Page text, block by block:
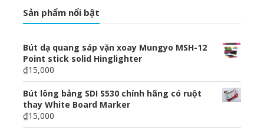
Sản phẩm nổi bật
Bút dạ quang sáp vặn xoay Mungyo MSH-12
Point stick solid Hinglighter
₫15,000
Bút lông bảng SDI S530 chính hãng có ruột
thay White Board Marker
₫15,000